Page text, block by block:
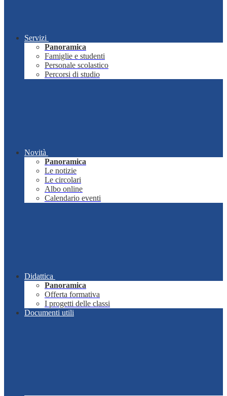
Servizi
Panoramica
Famiglie e studenti
Personale scolastico
Percorsi di studio
Novità
Panoramica
Le notizie
Le circolari
Albo online
Calendario eventi
Didattica
Panoramica
Offerta formativa
I progetti delle classi
Documenti utili